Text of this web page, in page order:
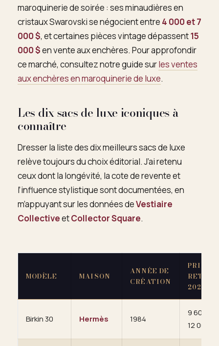
maroquinerie de soirée : ses minaudières en
cristaux Swarovski se négocient entre 4 000 et 7
000 $, et certaines pièces vintage dépassent15
000 $en vente aux enchères. Pour approfondir
ce marché, consultez notre guide surles ventes
aux enchères en maroquinerie de luxe.
Les dix sacs de luxe iconiques à
connaître
Dresser la liste des dix meilleurs sacs de luxe
relève toujours du choix éditorial. J’ai retenu
ceux dont la longévité, la cote de revente et
l’influence stylistique sont documentées, en
m’appuyant sur les données deVestiaire
CollectiveetCollector Square.
MODÈLE MAISON
ANNÉE DE
CRÉATION
PRIX
RETAIL
2025
Birkin 30 Hermès 1984
9 600 à
12 000 €